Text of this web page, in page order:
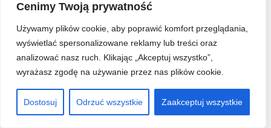
Cenimy Twoją prywatność
Używamy plików cookie, aby poprawić komfort przeglądania,
wyświetlać spersonalizowane reklamy lub treści oraz
analizować nasz ruch. Klikając „Akceptuj wszystko”,
wyrażasz zgodę na używanie przez nas plików cookie.
Dostosuj Odrzuć wszystkie Zaakceptuj wszystkie
Gastronomia
Archiwum
Hobby
Usługi